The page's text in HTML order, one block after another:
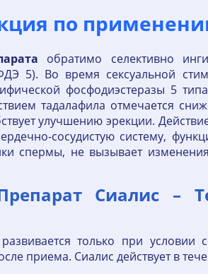
по
обратимо селективно
5). Во время сексуальной
фосфодиэстеразы 5
тадалафила отмечается
улучшению эрекции.
сосудистую систему,
спермы, не вызывает
Сиалис –
только при условии
приема. Сиалис действует в